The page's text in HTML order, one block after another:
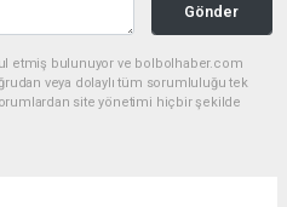
Gönder
etmiş bulunuyor ve bolbolhaber.com
veya dolaylı tüm sorumluluğu tek
site yönetimi hiçbir şekilde